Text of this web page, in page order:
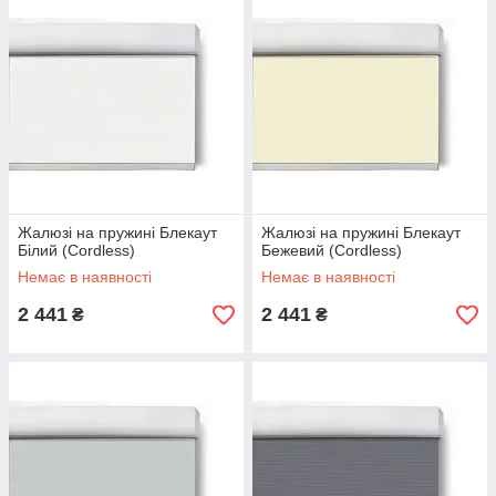
Жалюзі на пружині Блекаут
Білий (Cordless)
Немає в наявності
2 441 ₴
Жалюзі на пружині Блекаут
Бежевий (Cordless)
Немає в наявності
2 441 ₴